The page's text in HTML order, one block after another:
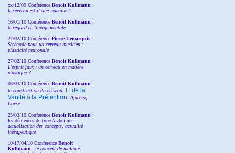
xx/12/09 Conférence Benoit Kullmann :
le cerveau est-il une machine ?
16/01/10 Conférence Benoit Kullmann :
le regard et l'image mentale
27/02/10 Conférence Pierre Lemarquis :
Sérénade pour un cerveau musicien :
plasticité neuronale
27/02/10 Conférence Benoit Kullmann :
L'esprit faux : un cerveau en matière
plastique ?
06/03/10 Conférence Benoit Kullmann :
la construction du cerveau,
I : de la
Vanité à la Prétention , Ajaccio,
Corse
25/03/10 Conférence Benoit Kullmann :
les démences de type Alzheimer :
actualisation des concepts, actualité
thérapeutique
10-17/04/10 Conférence Benoit
Kullmann : le concept de maladie